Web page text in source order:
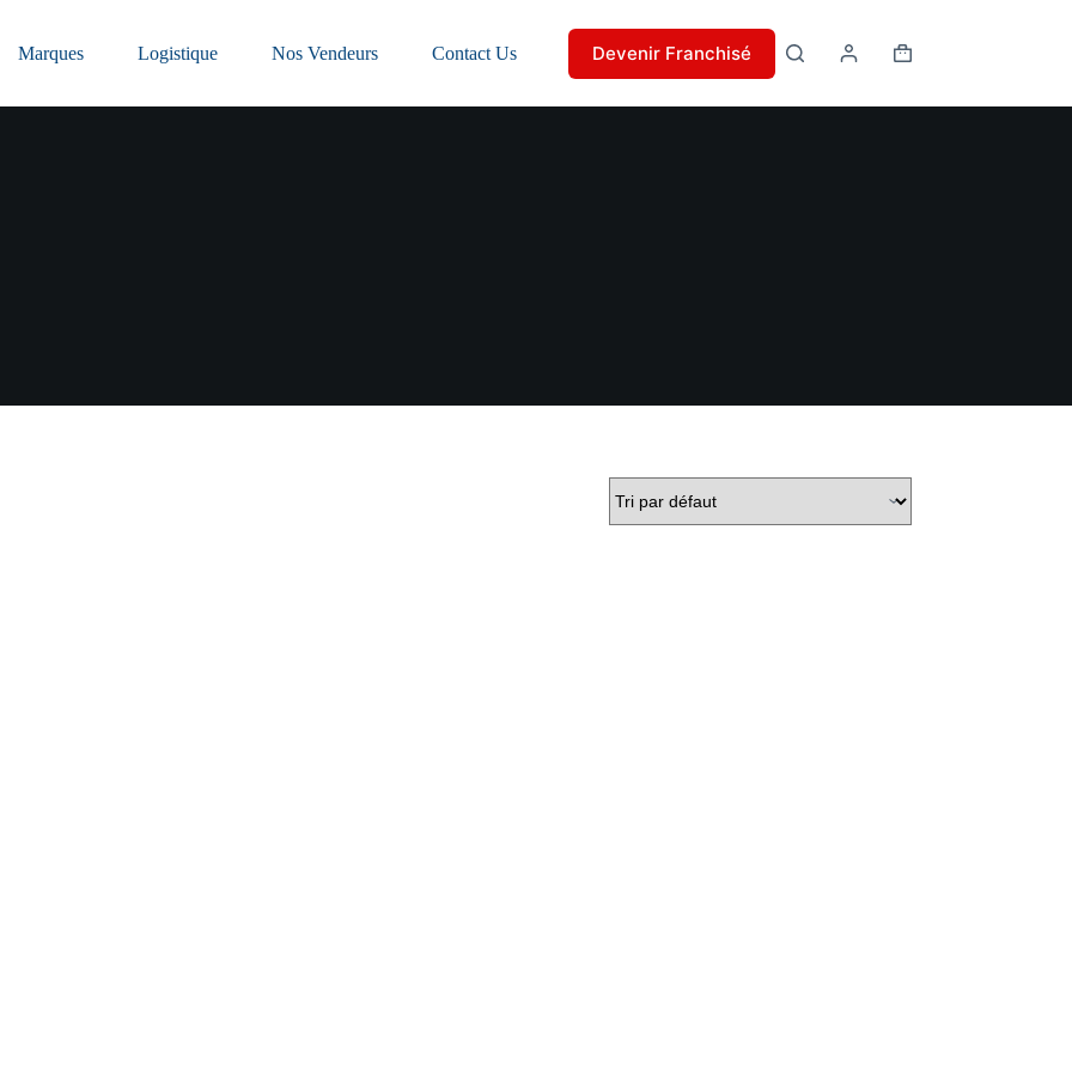
Marques Logistique Nos Vendeurs Contact Us Devenir Franchisé
Panier